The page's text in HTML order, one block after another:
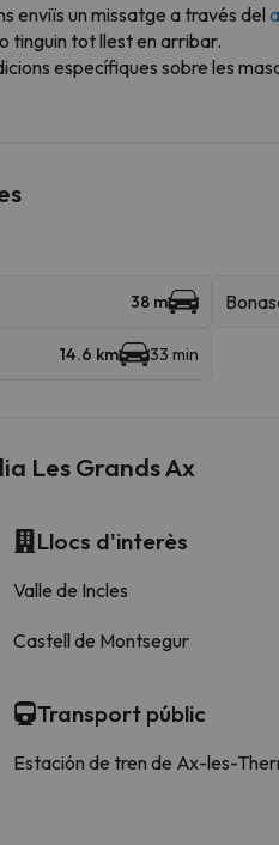
enviïs un missatge a través del
tinguin tot llest en arribar.
específiques sobre les
38 m
14.6 km 33 min
Les Grands Ax
Llocs d'interès
Valle de Incles
Castell de Montsegur
Transport públic
Estación de tren de Ax-les-